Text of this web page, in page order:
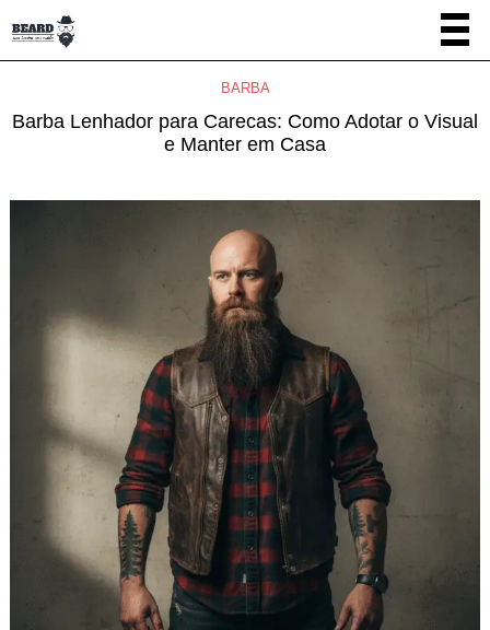
BARBA
Barba Lenhador para Carecas: Como Adotar o Visual
e Manter em Casa